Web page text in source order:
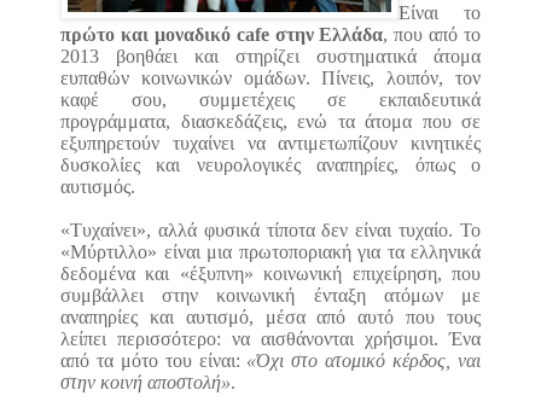
Είναι το
πρώτο και μοναδικό cafe στην Ελλάδα, που από το
2013 βοηθάει και στηρίζει συστηματικά άτομα
ευπαθών κοινωνικών ομάδων. Πίνεις, λοιπόν, τον
καφέ σου, συμμετέχεις σε εκπαιδευτικά
προγράμματα, διασκεδάζεις, ενώ τα άτομα που σε
εξυπηρετούν τυχαίνει να αντιμετωπίζουν κινητικές
δυσκολίες και νευρολογικές αναπηρίες, όπως ο
αυτισμός.
«Τυχαίνει», αλλά φυσικά τίποτα δεν είναι τυχαίο. Το
«Μύρτιλλο» είναι μια πρωτοποριακή για τα ελληνικά
δεδομένα και «έξυπνη» κοινωνική επιχείρηση, που
συμβάλλει στην κοινωνική ένταξη ατόμων με
αναπηρίες και αυτισμό, μέσα από αυτό που τους
λείπει περισσότερο: να αισθάνονται χρήσιμοι. Ένα
από τα μότο του είναι: «Όχι στο ατομικό κέρδος, ναι
στην κοινή αποστολή».